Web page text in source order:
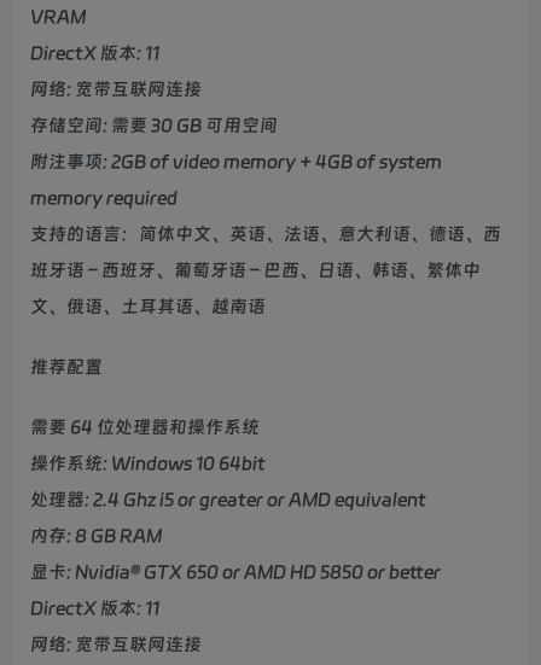
VRAM
DirectX 版本: 11
网络: 宽带互联网连接
存储空间: 需要 30 GB 可用空间
附注事项: 2GB of video memory + 4GB of system
memory required
支持的语言：简体中文、英语、法语、意大利语、德语、西
班牙语 – 西班牙、葡萄牙语 – 巴西、日语、韩语、繁体中
文、俄语、土耳其语、越南语
推荐配置
需要 64 位处理器和操作系统
操作系统: Windows 10 64bit
处理器: 2.4 Ghz i5 or greater or AMD equivalent
内存: 8 GB RAM
显卡: Nvidia® GTX 650 or AMD HD 5850 or better
DirectX 版本: 11
网络: 宽带互联网连接